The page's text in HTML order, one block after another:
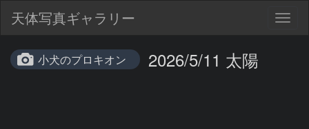
天体写真ギャラリー
小犬のプロキオン 2026/5/11 太陽